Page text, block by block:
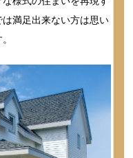
満足出来ない方は思い